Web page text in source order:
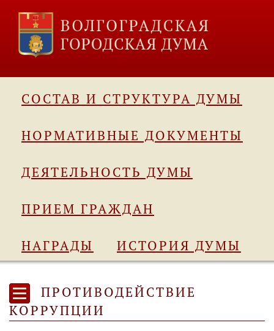
СОСТАВ И СТРУКТУРА ДУМЫ
НОРМАТИВНЫЕ ДОКУМЕНТЫ
ДЕЯТЕЛЬНОСТЬ ДУМЫ
ПРИЕМ ГРАЖДАН
НАГРАДЫ ИСТОРИЯ ДУМЫ
ПРОТИВОДЕЙСТВИЕ
КОРРУПЦИИ